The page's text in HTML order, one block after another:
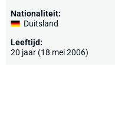
Nationaliteit:
Duitsland
Leeftijd:
20 jaar (18 mei 2006)